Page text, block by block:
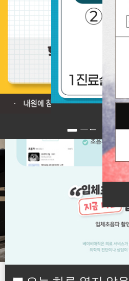
❮
오늘 하루